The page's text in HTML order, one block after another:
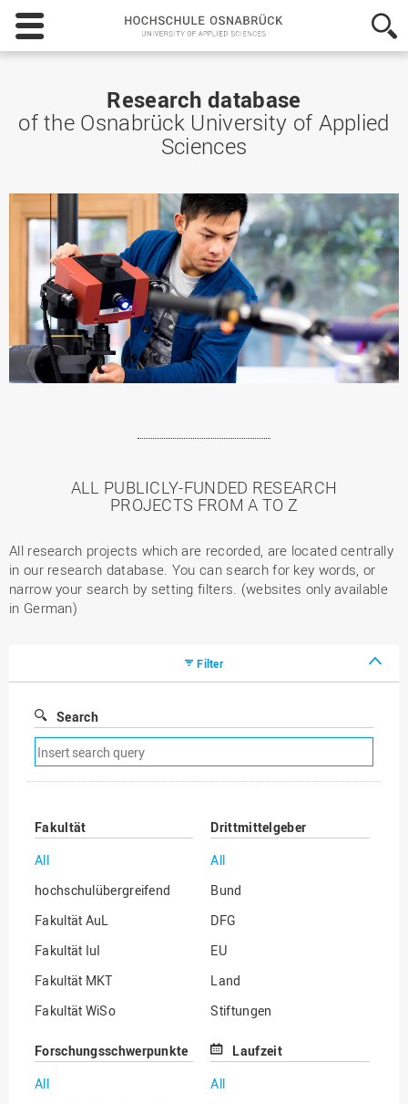
Hochschule
Osnabrück
-
Sciences
Research database
of the Osnabrück University of Applied
Sciences
ALL PUBLICLY-FUNDED RESEARCH
PROJECTS FROM A TO Z
All research projects which are recorded, are located centrally
in our research database. You can search for key words, or
narrow your search by setting filters. (websites only available
in German)
Filter
Search
Remove
search
filter
Fakultät
All
hochschulübergreifend
Fakultät AuL
Fakultät IuI
Fakultät MKT
Fakultät WiSo
Drittmittelgeber
All
Bund
DFG
EU
Land
Stiftungen
Sonstige
Forschungsschwerpunkte
All
Laufzeit
All